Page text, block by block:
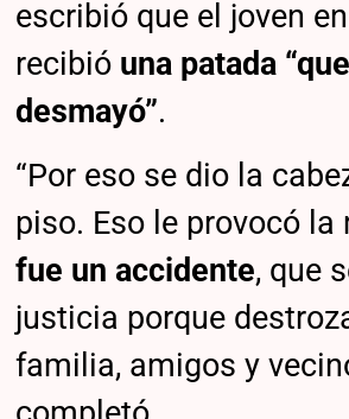
escribió que el joven
recibió una patada
desmayó”.
“Por eso se dio la
piso. Eso le provocó la
fue un accidente, que
justicia porque
familia, amigos y